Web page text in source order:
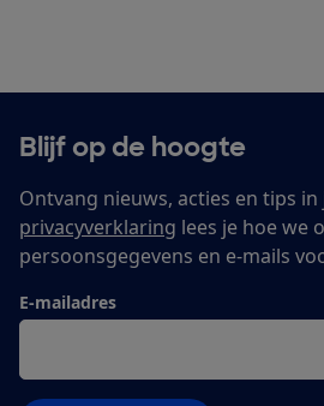
Blijf op de hoogte
Ontvang nieuws, acties en tips
privacyverklaring lees je hoe we
persoonsgegevens en e-mails
E-mailadres